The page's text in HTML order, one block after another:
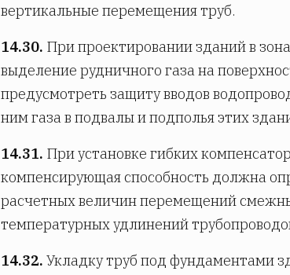
вертикальные перемещения труб.
14.30. При проектировании зданий в
выделение рудничного газа на
предусмотреть защиту вводов
ним газа в подвалы и подполья этих
14.31. При установке гибких
компенсирующая способность должна
расчетных величин перемещений
температурных удлинений
14.32. Укладку труб под фундаментами